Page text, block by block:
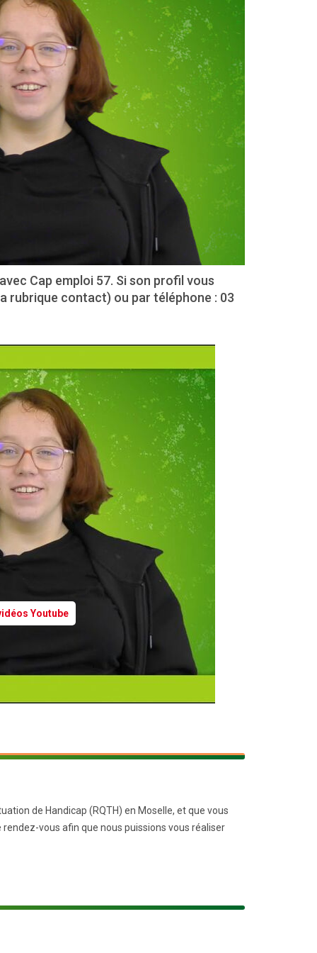
Cap emploi 57. Si son profil vous
rubrique contact) ou par téléphone : 03
Youtube
de Handicap (RQTH) en Moselle, et que vous
vous afin que nous puissions vous réaliser